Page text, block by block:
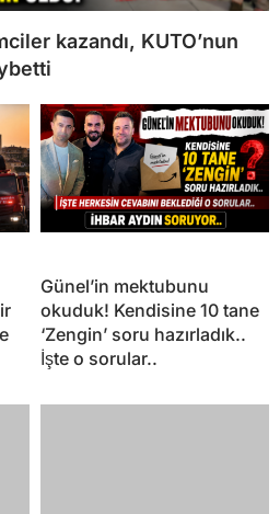
kazandı, KUTO’nun
Günel’in mektubunu
okuduk! Kendisine 10 tane
‘Zengin’ soru hazırladık..
İşte o sorular..